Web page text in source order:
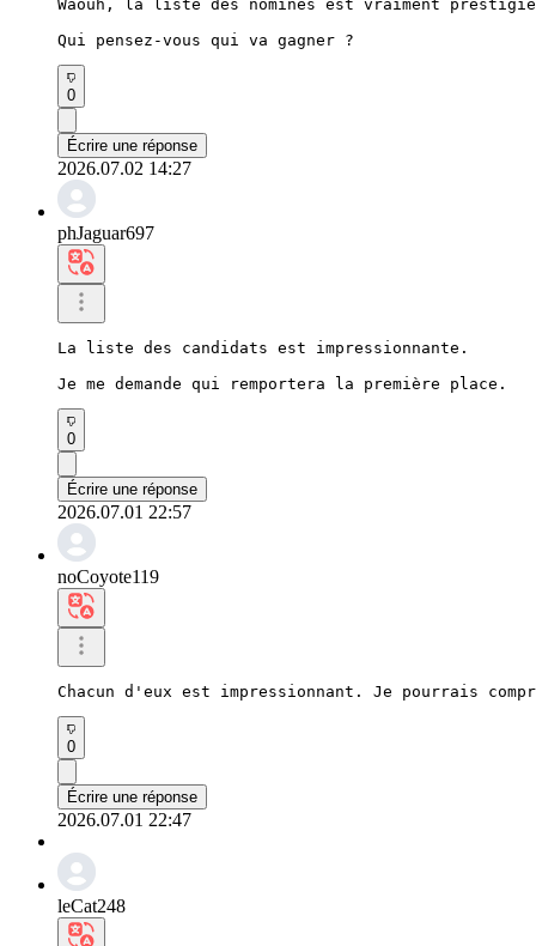
Waouh, la liste des nominés est vraiment
Qui pensez-vous qui va gagner ?
0
Écrire une réponse
2026.07.02 14:27
phJaguar697
La liste des candidats est impressionnante.
Je me demande qui remportera la première place.
0
Écrire une réponse
2026.07.01 22:57
noCoyote119
Chacun d'eux est impressionnant. Je pourrais
0
Écrire une réponse
2026.07.01 22:47
leCat248